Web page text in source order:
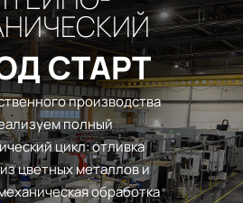
производства
полный
цикл: отливка
цветных металлов и
обработка
СТАРТ